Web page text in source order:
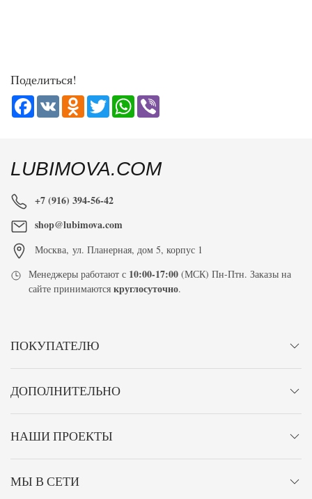
Поделиться!
Facebook
VK Odnoklassniki
TwitterWhatsApp
LUBIMOVA.COM
+7 (916) 394-56-42
shop@lubimova.com
Москва, ул. Планерная, дом 5, корпус 1
Менеджеры работают с 10:00-17:00 (МСК) Пн-Птн. Заказы на
сайте принимаютсякруглосуточно.
ПОКУПАТЕЛЮ
ДОПОЛНИТЕЛЬНО
НАШИ ПРОЕКТЫ
МЫ В СЕТИ